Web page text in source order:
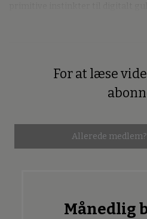
For at læse
Allerede medlem?
Månedlig